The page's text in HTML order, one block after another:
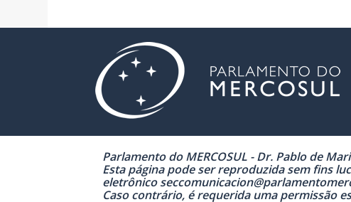
Parlamento do MERCOSUL - Dr. Pablo de
Esta página pode ser reproduzida sem fins
eletrônico
Caso contrário, é requerida uma permissão